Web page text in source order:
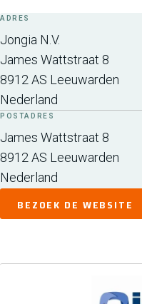
ADRES
Jongia N.V.
James Wattstraat 8
8912 AS Leeuwarden
Nederland
POSTADRES
James Wattstraat 8
8912 AS Leeuwarden
Nederland
BEZOEK DE WEBSITE